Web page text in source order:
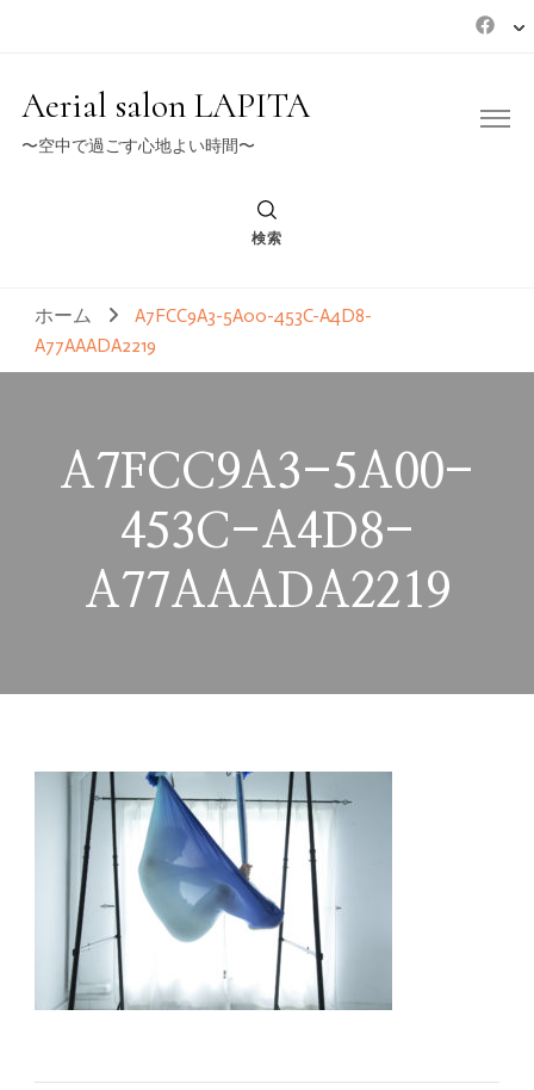
Aerial salon LAPITA
〜空中で過ごす心地よい時間〜
検索
ホーム
A7FCC9A3-5A00-453C-A4D8-
A77AAADA2219
A7FCC9A3-5A00-
453C-A4D8-
A77AAADA2219